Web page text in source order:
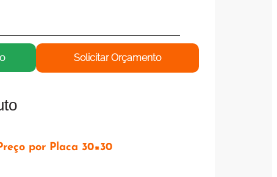
Solicitar Orçamento
por Placa 30×30